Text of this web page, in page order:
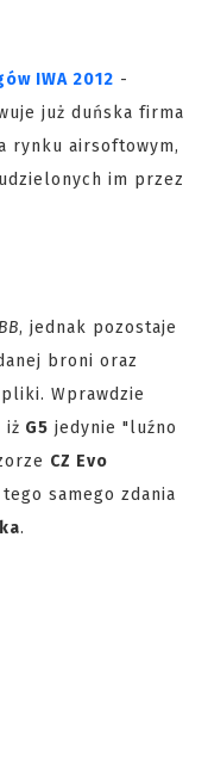
IWA 2012 -
już duńska firma
rynku airsoftowym,
im przez
, jednak pozostaje
broni oraz
Wprawdzie
iż G5 jedynie "luźno
CZ Evo
samego zdania
.